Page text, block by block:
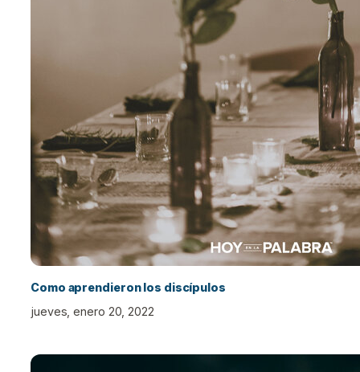
Como aprendieron los discípulos
jueves, enero 20, 2022